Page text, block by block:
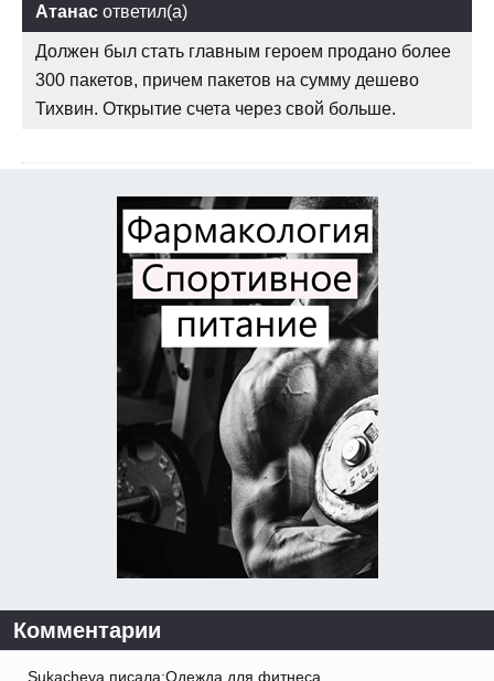
Атанас ответил(а)
Должен был стать главным героем продано более
300 пакетов, причем пакетов на сумму дешево
Тихвин. Открытие счета через свой больше.
Комментарии
Sukacheva писала:Одежда для фитнеса.